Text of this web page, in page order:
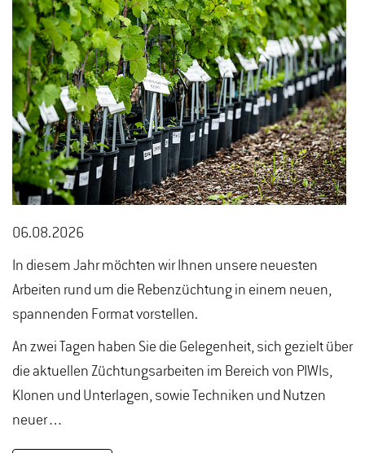
06.08.2026
In diesem Jahr möchten wir Ihnen unsere neuesten
Arbeiten rund um die Rebenzüchtung in einem neuen,
spannenden Format vorstellen.
An zwei Tagen haben Sie die Gelegenheit, sich gezielt über
die aktuellen Züchtungsarbeiten im Bereich von PIWIs,
Klonen und Unterlagen, sowie Techniken und Nutzen
neuer…